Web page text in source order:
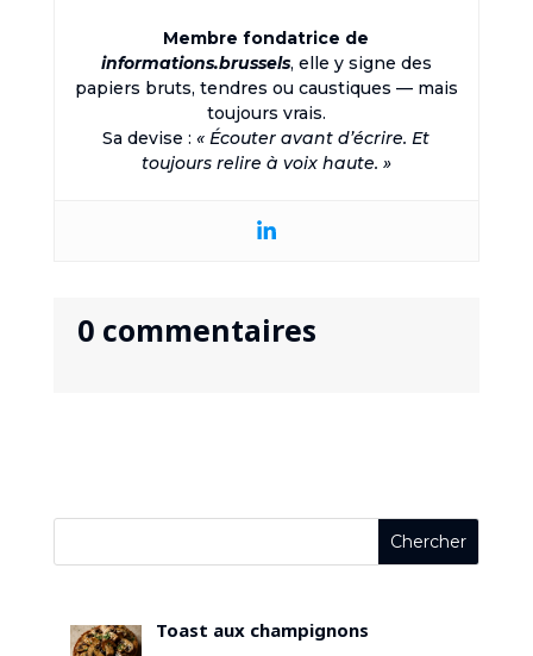
Membre fondatrice de
informations.brussels, elle y signe des
papiers bruts, tendres ou caustiques — mais
toujours vrais.
Sa devise :« Écouter avant d’écrire. Et
toujours relire à voix haute. »
0 commentaires
Toast aux champignons